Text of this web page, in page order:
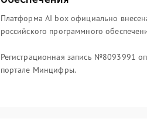
Платформа AI box официально
российского программного
Регистрационная запись №8093991
портале Минцифры.